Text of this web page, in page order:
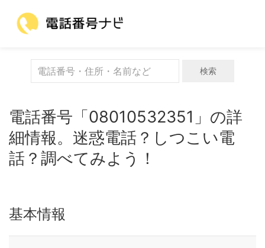
検索
電話番号「08010532351」の詳
細情報。迷惑電話？しつこい電
話？調べてみよう！
基本情報